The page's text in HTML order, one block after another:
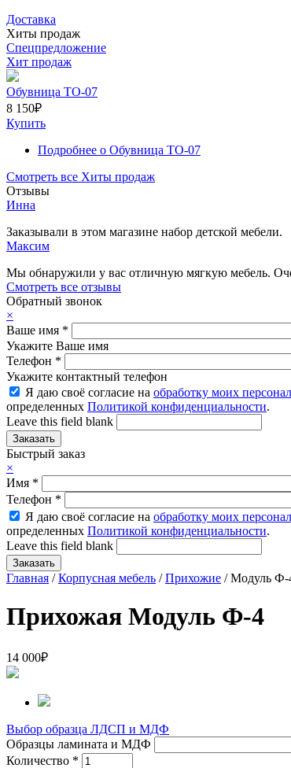
Доставка
Хиты продаж
Спецпредложение
Хит продаж
Обувница ТО-07
8 150₽
Купить
Подробнее о Обувница ТО-07
Смотреть все Хиты продаж
Отзывы
Инна
Заказывали в этом магазине набор детской мебели.
Максим
Мы обнаружили у вас отличную мягкую мебель.
Смотреть все отзывы
Обратный звонок
×
Ваше имя *
Укажите Ваше имя
Телефон *
Укажите контактный телефон
Я даю своё согласие на обработку моих
определенных Политикой конфиденциальности.
Leave this field blank
Быстрый заказ
×
Имя *
Телефон *
Я даю своё согласие на обработку моих
определенных Политикой конфиденциальности.
Leave this field blank
Главная /Корпусная мебель /Прихожие / Модуль Ф-
Прихожая Модуль Ф-4
14 000₽
Выбор образца ЛДСП и МДФ
Образцы ламината и МДФ
Количество *